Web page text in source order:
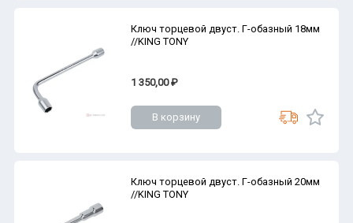
Ключ торцевой двуст. Г-обазный 18мм
//KING TONY
1 350,00 ₽
В корзину
Ключ торцевой двуст. Г-обазный 20мм
//KING TONY